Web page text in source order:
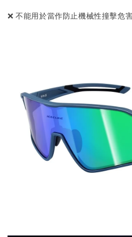
❌ 不能用於當作防止機械性撞擊危